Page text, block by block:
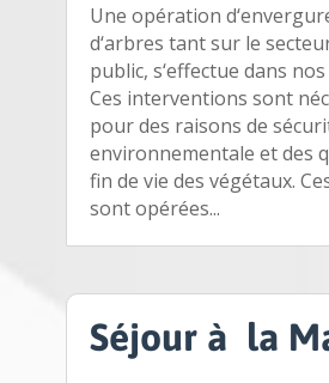
Une opération
d‘arbres tant sur le
public, s‘effectue dans
Ces interventions sont
pour des raisons de
environnementale et des
fin de vie des végétaux.
sont opérées...
Séjour à la